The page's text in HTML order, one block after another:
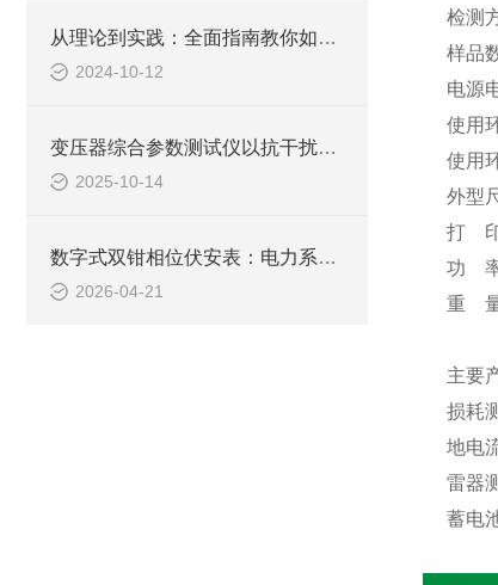
从理论到实践：全面指南教你如何使用变压器绕组变比测试仪进行高效测试
2024-10-12
变压器综合参数测试仪以抗干扰设计保障复杂电网检测精准
2025-10-14
数字式双钳相位伏安表：电力系统的“相位神探“
2026-04-21
检测
样品
电源
使用
使用
外型
打 印
功
重
主要
损耗
地电
雷器
蓄电